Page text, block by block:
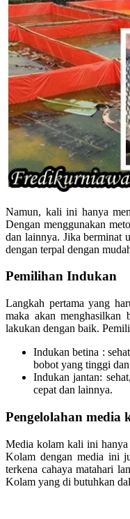
Namun, kali ini hanya
Dengan menggunakan
dan lainnya. Jika berminat
dengan terpal dengan
Pemilihan Indukan
Langkah pertama yang
maka akan
lakukan dengan baik.
Indukan betina :
bobot yang tinggi
Indukan jantan:
cepat dan lainnya.
Pengelolahan media
Media kolam kali ini hanya
Kolam dengan media ini
terkena cahaya matahari
Kolam yang di butuhkan